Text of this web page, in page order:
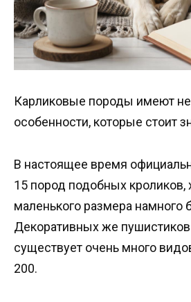
Карликовые породы имеют
особенности, которые стоит
В настоящее время
15 пород подобных кроликов,
маленького размера намного
Декоративных же
существует очень много
200.